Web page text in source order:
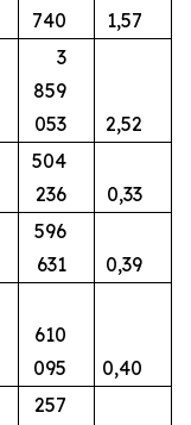
740
1,57
3
859
053
2,52
504
236
0,33
596
631
0,39
610
095
0,40
257